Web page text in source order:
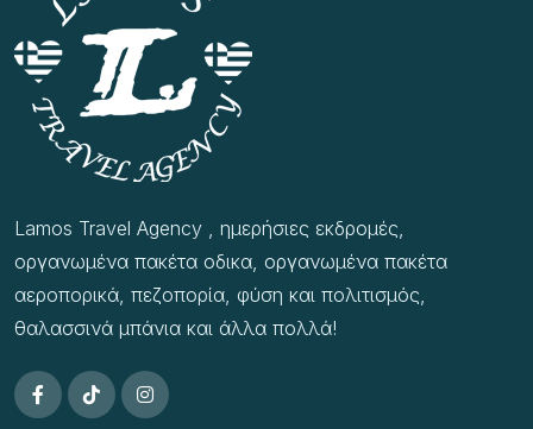
Lamos Travel Agency , ημερήσιες εκδρομές,
οργανωμένα πακέτα οδικα, οργανωμένα πακέτα
αεροπορικά, πεζοπορία, φύση και πολιτισμός,
θαλασσινά μπάνια και άλλα πολλά!